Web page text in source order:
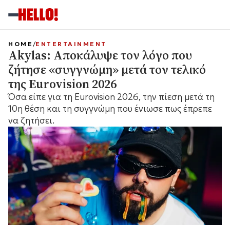
HOME ENTERTAINMENT
Akylas: Αποκάλυψε τον λόγο που
ζήτησε «συγγνώμη» μετά τον τελικό
της Eurovision 2026
Όσα είπε για τη Eurovision 2026, την πίεση μετά τη
10η θέση και τη συγγνώμη που ένιωσε πως έπρεπε
να ζητήσει.